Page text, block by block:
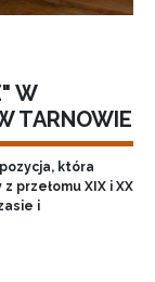
W
TARNOWIE
która
XIX i XX
i